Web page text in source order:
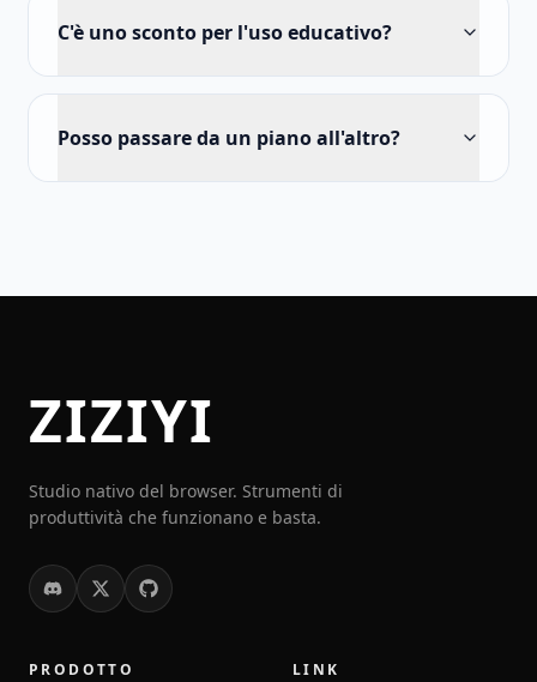
C'è uno sconto per l'uso educativo?
Posso passare da un piano all'altro?
ZIZIYI
Studio nativo del browser. Strumenti di
produttività che funzionano e basta.
PRODOTTO LINK